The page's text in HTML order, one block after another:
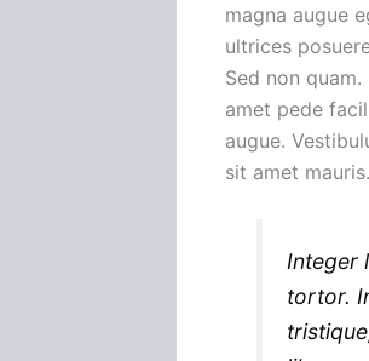
magna augue
ultrices
Sed non
amet pede
augue.
sit amet
Integer
tortor.